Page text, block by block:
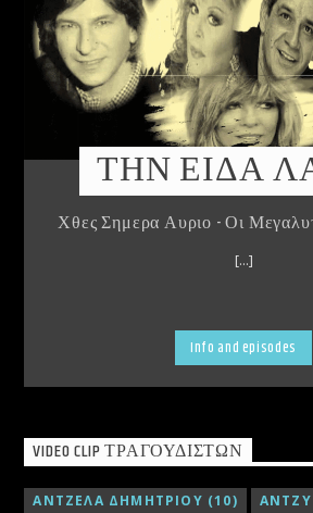
ΤΗΝ ΕΙΔΑ
Χθες Σημερα Αυριο - Οι
[...]
Info and episodes
VIDEO CLIP ΤΡΑΓΟΥΔΙΣΤΏΝ
ΑΝΤΖΕΛΑ ΔΗΜΗΤΡΙΟΥ (10)